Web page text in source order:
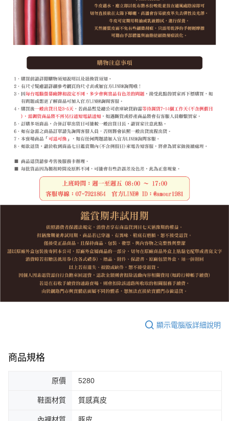
顯示電腦版詳細說明
商品規格
原價 5280
鞋面材質 質感真皮